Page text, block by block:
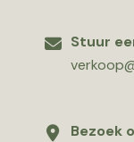
Stuur
Bezoek